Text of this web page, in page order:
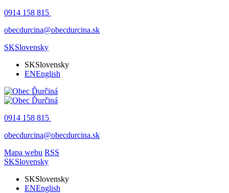
0914 158 815
obecdurcina@obecdurcina.sk
SKSlovensky
SKSlovensky
ENEnglish
0914 158 815
obecdurcina@obecdurcina.sk
Mapa webu RSS
SKSlovensky
SKSlovensky
ENEnglish